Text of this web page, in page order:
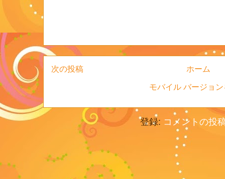
次の投稿 ホーム
モバイル バージョ
登録: コメントの投